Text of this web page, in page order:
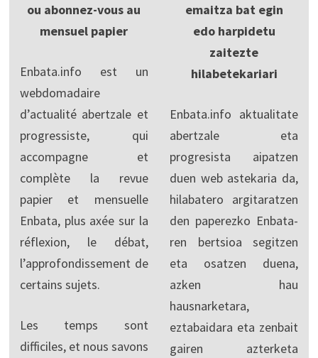
ou abonnez-vous au
mensuel papier
Enbata.info est un
webdomadaire
d’actualité abertzale et
progressiste, qui
accompagne et
complète la revue
papier et mensuelle
Enbata, plus axée sur la
réflexion, le débat,
l’approfondissement de
certains sujets.
Les temps sont
difficiles, et nous savons
emaitza bat egin
edo harpidetu
zaitezte
hilabetekariari
Enbata.info aktualitate
abertzale eta
progresista aipatzen
duen web astekaria da,
hilabatero argitaratzen
den paperezko Enbata-
ren bertsioa segitzen
eta osatzen duena,
azken hau
hausnarketara,
eztabaidara eta zenbait
gairen azterketa